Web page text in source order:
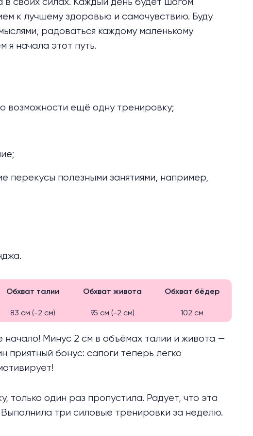
своих силах. Каждый день будет шагом
к лучшему здоровью и самочувствию. Буду
радоваться каждому маленькому
я начала этот путь.
возможности ещё одну тренировку;
перекусы полезными занятиями, например,
Обхват талии Обхват живота Обхват бёдер
83 см (-2 см) 95 см (-2 см) 102 см
начало! Минус 2 см в объёмах талии и живота —
приятный бонус: сапоги теперь легко
только один раз пропустила. Радует, что эта
Выполнила три силовые тренировки за неделю.